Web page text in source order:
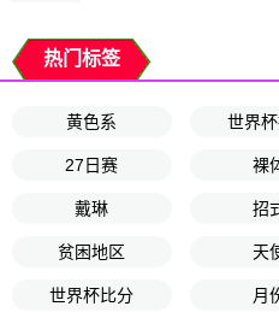
热门标签
黄色系 世界
27日赛 裸
戴琳 招
贫困地区 天
世界杯比分 月